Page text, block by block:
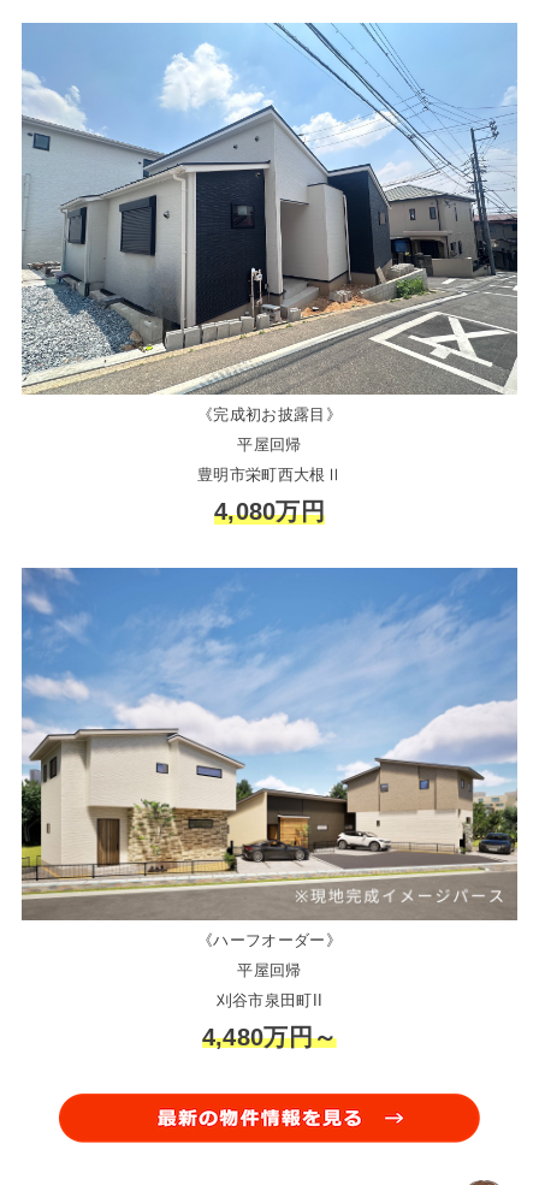
《完成初お披露目》
平屋回帰
豊明市栄町西大根Ⅱ
4,080万円
《ハーフオーダー》
平屋回帰
刈谷市泉田町II
4,480万円～